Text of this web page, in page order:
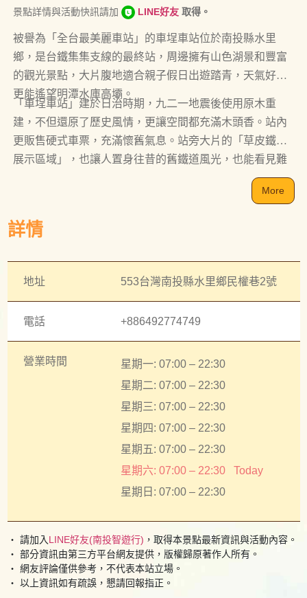
景點詳情與活動快訊請加 LINE好友 取得。
被譽為「全台最美麗車站」的車埕車站位於南投縣水里
鄉，是台鐵集集支線的最終站，周邊擁有山色湖景和豐富
的觀光景點，大片腹地適合親子假日出遊踏青，天氣好時
更能遙望明潭水庫高壩。
「車埕車站」建於日治時期，九二一地震後使用原木重
建，不但還原了歷史風情，更讓空間都充滿木頭香。站內
更販售硬式車票，充滿懷舊氣息。站旁大片的「草皮鐵道
展示區域」，也讓人置身往昔的舊鐵道風光，也能看見難
得一遇的號誌樓、貨車廂。「人力手搖車」讓大人小孩盡
情玩樂，體會手動的樂趣。亮麗童趣的「彩繪列車」，讓
More
詳情
地址 553台灣南投縣水里鄉民權巷2號
電話 +886492774749
營業時間
星期一: 07:00 – 22:30
星期二: 07:00 – 22:30
星期三: 07:00 – 22:30
星期四: 07:00 – 22:30
星期五: 07:00 – 22:30
星期六: 07:00 – 22:30
Today
星期日: 07:00 – 22:30
・ 請加入LINE好友(南投智遊行) ，取得本景點最新資訊與活動內容。
・ 部分資訊由第三方平台網友提供，版權歸原著作人所有。
・ 網友評論僅供參考，不代表本站立場。
・ 以上資訊如有疏誤，懇請回報指正。